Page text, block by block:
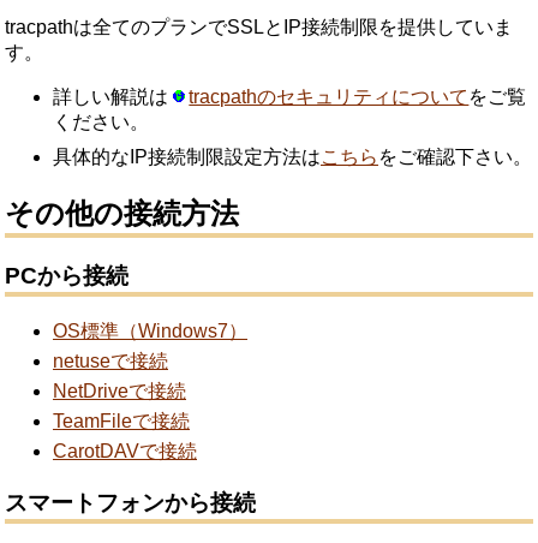
tracpathは全てのプランでSSLとIP接続制限を提供していま
す。
詳しい解説は tracpathのセキュリティについて をご覧
ください。
具体的なIP接続制限設定方法はこちら をご確認下さい。
その他の接続方法
PCから接続
OS標準（Windows7）
netuseで接続
NetDriveで接続
TeamFileで接続
CarotDAVで接続
スマートフォンから接続